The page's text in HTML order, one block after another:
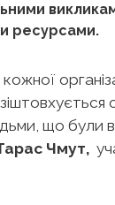
ресурсами.
що були в
Чмут,